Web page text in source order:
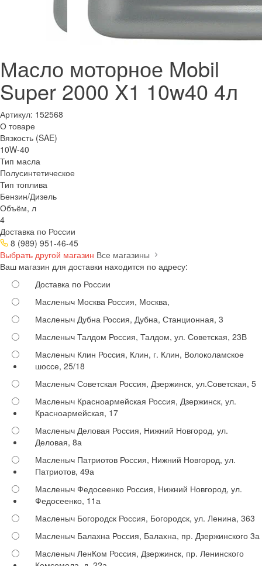
Масло моторное Mobil
Super 2000 X1 10w40 4л
Артикул: 152568
О товаре
Вязкость (SAE)
10W-40
Тип масла
Полусинтетическое
Тип топлива
Бензин/Дизель
Объём, л
4
Доставка по России
8 (989) 951-46-45
Выбрать другой магазин Все магазины
Ваш магазин для доставки находится по адресу:
Доставка по России
Масленыч Москва Россия, Москва,
Масленыч Дубна Россия, Дубна, Станционная, 3
Масленыч Талдом Россия, Талдом, ул. Советская, 23В
Масленыч Клин Россия, Клин, г. Клин, Волоколамское
шоссе, 25/18
Масленыч Советская Россия, Дзержинск, ул.Советская, 5
Масленыч Красноармейская Россия, Дзержинск, ул.
Красноармейская, 17
Масленыч Деловая Россия, Нижний Новгород, ул.
Деловая, 8а
Масленыч Патриотов Россия, Нижний Новгород, ул.
Патриотов, 49а
Масленыч Федосеенко Россия, Нижний Новгород, ул.
Федосеенко, 11а
Масленыч Богородск Россия, Богородск, ул. Ленина, 363
Масленыч Балахна Россия, Балахна, пр. Дзержинского 3а
Масленыч ЛенКом Россия, Дзержинск, пр. Ленинского